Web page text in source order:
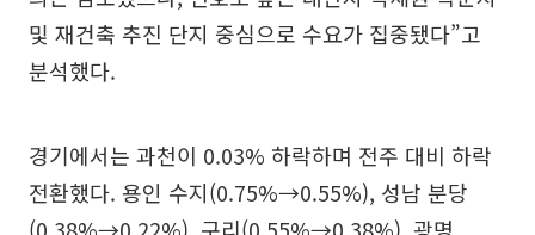
및 재건축 추진 단지 중심으로 수요가 집중됐다”고
분석했다.
경기에서는 과천이 0.03% 하락하며 전주 대비 하락
전환했다. 용인 수지(0.75%→0.55%), 성남 분당